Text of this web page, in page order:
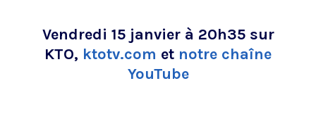
Vendredi 15 janvier à 20h35 sur
KTO, ktotv.com et notre chaîne
YouTube